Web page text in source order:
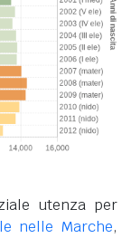
utenza per
nelle Marche,